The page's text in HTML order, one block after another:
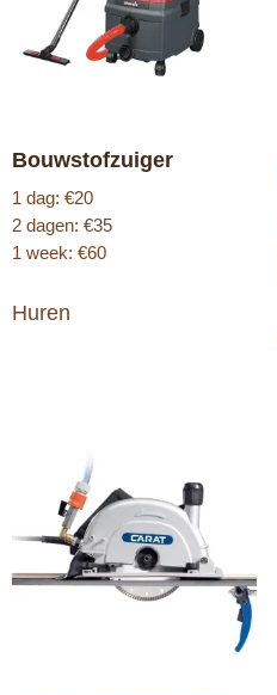
Bouwstofzuiger
1 dag: €20
2 dagen: €35
1 week: €60
Huren